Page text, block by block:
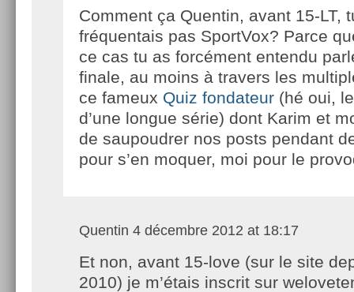
Comment ça Quentin, avant 15-LT,
fréquentais pas SportVox? Parce
ce cas tu as forcément entendu
finale, au moins à travers les
ce fameux Quiz fondateur (hé oui,
d’une longue série) dont Karim et
de saupoudrer nos posts pendant
pour s’en moquer, moi pour le
Quentin 4 décembre 2012 at 18:17
Et non, avant 15-love (sur le site
2010) je m’étais inscrit sur